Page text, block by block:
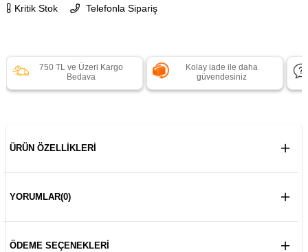
Kritik Stok Telefonla Sipariş
750 TL ve Üzeri Kargo
Bedava
Kolay iade ile daha
güvendesiniz
ÜRÜN ÖZELLIKLERI
YORUMLAR(0)
ÖDEME SEÇENEKLERI